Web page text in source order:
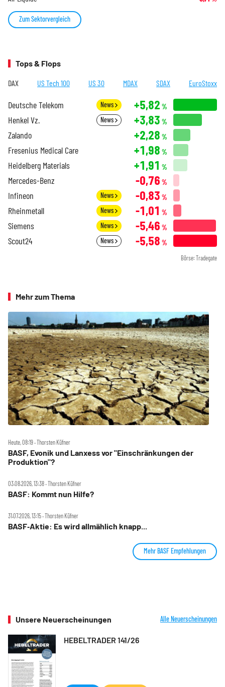
Zum Sektorvergleich
Tops & Flops
DAX US Tech 100 US 30 MDAX SDAX EuroStoxx
Deutsche Telekom News +5,82 %
Henkel Vz. News +3,83 %
Zalando +2,28 %
Fresenius Medical Care +1,98 %
Heidelberg Materials +1,91 %
Mercedes-Benz -0,76 %
Infineon News -0,83 %
Rheinmetall News -1,01 %
Siemens News -5,46 %
Scout24 News -5,58 %
Börse: Tradegate
Mehr zum Thema
Heute, 08:19 ‧ Thorsten Küfner
BASF, Evonik und Lanxess vor "Einschränkungen der
Produktion"?
03.08.2026, 13:38 ‧ Thorsten Küfner
BASF: Kommt nun Hilfe?
31.07.2026, 13:15 ‧ Thorsten Küfner
BASF‑Aktie: Es wird allmählich knapp...
Mehr BASF Empfehlungen
Unsere Neuerscheinungen Alle Neuerscheinungen
HEBELTRADER 141/26